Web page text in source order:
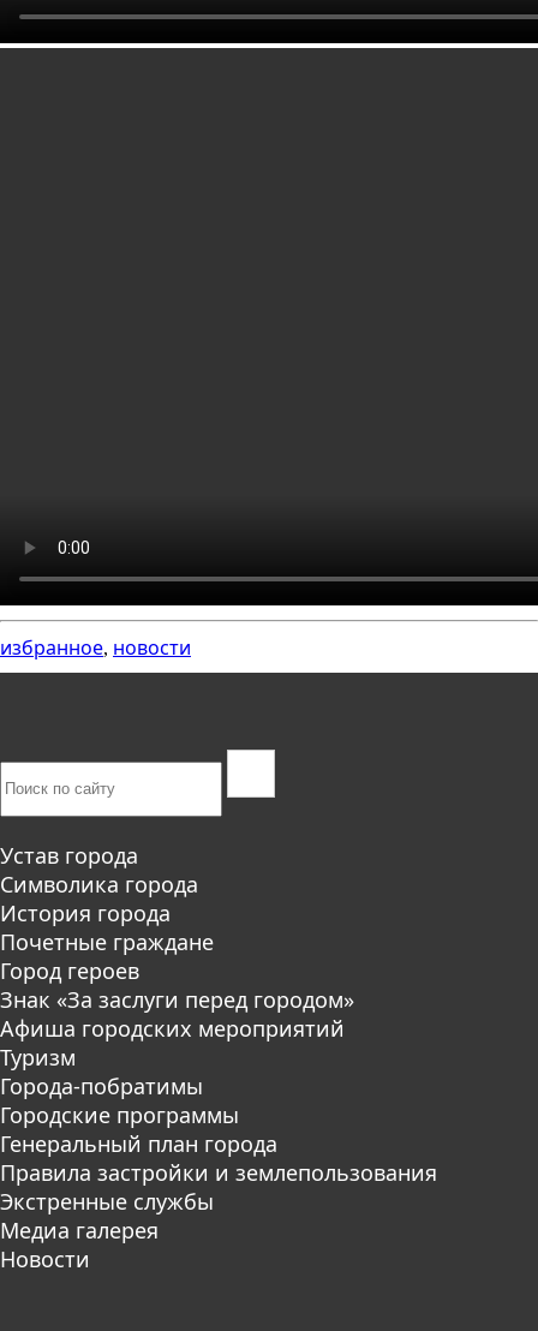
избранное, новости
Устав города
Символика города
История города
Почетные граждане
Город героев
Знак «За заслуги перед городом»
Афиша городских мероприятий
Туризм
Города-побратимы
Городские программы
Генеральный план города
Правила застройки и землепользования
Экстренные службы
Медиа галерея
Новости